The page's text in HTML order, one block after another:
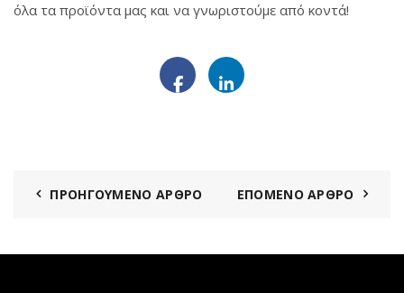
όλα τα προϊόντα μας και να γνωριστούμε από κοντά!
ΠΡΟΗΓΟΎΜΕΝΟ ΆΡΘΡΟ ΕΠΌΜΕΝΟ ΆΡΘΡΟ